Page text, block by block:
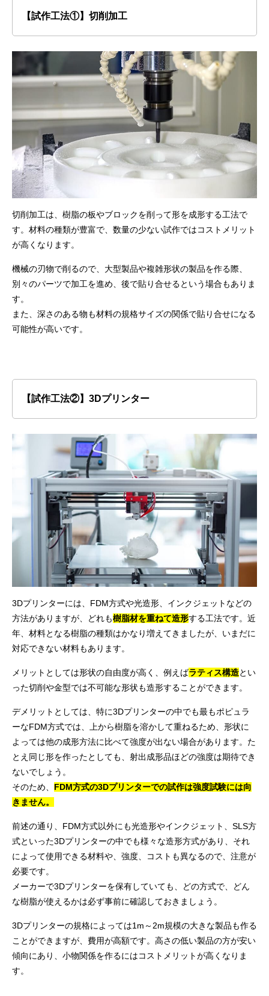
【試作工法①】切削加工
切削加工は、樹脂の板やブロックを削って形を成形する工法で
す。材料の種類が豊富で、数量の少ない試作ではコストメリット
が高くなります。
機械の刃物で削るので、大型製品や複雑形状の製品を作る際、
別々のパーツで加工を進め、後で貼り合せるという場合もありま
す。
また、深さのある物も材料の規格サイズの関係で貼り合せになる
可能性が高いです。
【試作工法②】3Dプリンター
3Dプリンターには、FDM方式や光造形、インクジェットなどの
方法がありますが、どれも樹脂材を重ねて造形する工法です。近
年、材料となる樹脂の種類はかなり増えてきましたが、いまだに
対応できない材料もあります。
メリットとしては形状の自由度が高く、例えばラティス構造とい
った切削や金型では不可能な形状も造形することができます。
デメリットとしては、特に3Dプリンターの中でも最もポピュラ
ーなFDM方式では、上から樹脂を溶かして重ねるため、形状に
よっては他の成形方法に比べて強度が出ない場合があります。た
とえ同じ形を作ったとしても、射出成形品ほどの強度は期待でき
ないでしょう。
そのため、 FDM方式の3Dプリンターでの試作は強度試験には向
きません。
前述の通り、FDM方式以外にも光造形やインクジェット、SLS方
式といった3Dプリンターの中でも様々な造形方式があり、それ
によって使用できる材料や、強度、コストも異なるので、注意が
必要です。
メーカーで3Dプリンターを保有していても、どの方式で、どん
な樹脂が使えるかは必ず事前に確認しておきましょう。
3Dプリンターの規格によっては1m～2m規模の大きな製品も作る
ことができますが、費用が高額です。高さの低い製品の方が安い
傾向にあり、小物関係を作るにはコストメリットが高くなりま
す。